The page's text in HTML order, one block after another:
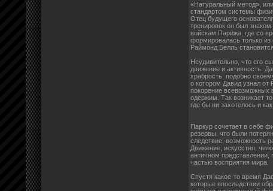
«Натуральный метод»,
стандартом системы
Отец будущего
тренировок он был
войскам Парижа, где со
формировалась только из
Раймонд Белль
Неудивительно, что его
движение и активность.
храбрость, подобно
о котором Давид узнал от
покорение всевозможных
одержим. Так возникает
где бы ни захотелось и
Паркур сочетает в себе
резервы, что были
следствие, возможность
Движение, искусство,
античном представлении,
частью восприятия мира.
Спустя какое-то время
которые впоследствии